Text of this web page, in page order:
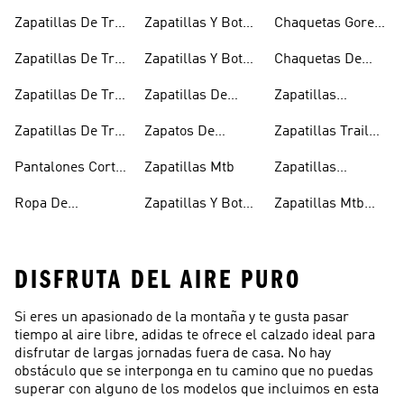
Zapatillas De Trail
Zapatillas De Trail
Impermeables
Zapatillas De Trail
Hombre
Zapatillas De Trail
Mujer
Pantalones Cortos
Running
Ropa De
Zapatillas Y Botas
Zapatillas Y Botas
Para Hombre
Zapatillas De
Mujer
Zapatos De
Zapatillas Mtb
Zapatillas Y Botas
Chaquetas Gore-
Chaquetas De
Zapatillas
Zapatillas Trail
Zapatillas
Zapatillas Mtb
DISFRUTA DEL AIRE PURO
Si eres un apasionado de la montaña y te gusta pasar
tiempo al aire libre, adidas te ofrece el calzado ideal para
disfrutar de largas jornadas fuera de casa. No hay
obstáculo que se interponga en tu camino que no puedas
superar con alguno de los modelos que incluimos en esta